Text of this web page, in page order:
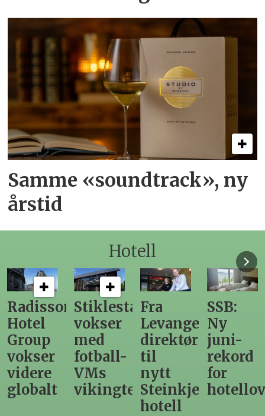
Samme «soundtrack», ny
årstid
Hotell
Radisson
Hotel
Group
vokser
videre
globalt
Stiklestad
vokser
med
fotball-
VMs
vikingtematikk
Fra
Levanger-
direktør
til
nytt
Steinkjer-
hotell
SSB:
Ny
juni-
rekord
for